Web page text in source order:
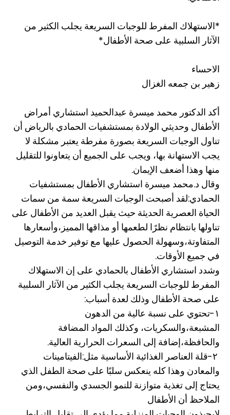
*الاستهلاك المفرط للوجبات السريعة يجلب الكثير من
الآثار السلبية على صحة الأطفال*
الاحساء
زهير بن جمعه الغزال
أكد الدكتور محمد ميسرة عبدالحميد استشاري أمراض
الأطفال وحديثي الولادة بمستشفيات الحمادي بالرياض أن
تناول الوجبات السريعة بصورة مفرطة يعتبر مشكلة لا
يجب الاستهانة بها، ويجب على الجميع أن يتعاونوا للتقليل
منها وهذا أضعف الإيمان.
وقال د.محمد ميسرة استشاري الأطفال بمستشفيات
الحمادي:لقد أصبحت الوجبات السريعة سمة من سمات
الحياة العصرية الحديثة حيث يقبل العديد من الأطفال على
تناولها بانتظام نظرًا لطعمها أو مذاقها المميز،وأسعارها
المتفاوتة،وسهولة الحصول عليها مع توفير خدمة التوصيل
في جميع الأوقات.
وشدد استشاري الأطفال بالحمادي على إن الاستهلاك
المفرط للوجبات السريعة يجلب الكثير من الآثار السلبية
على صحة الأطفال وذلك لعدة أسباب:
١-تحتوي على نسبة عالية من الدهون
المشبعة،والسكريات، وكذلك المواد المضافة
والحافظة،إضافة إلى السعرات الحرارية العالية.
٢-قلة العناصر الغذائية الأساسية مثل:الفيتامينات
والمعادن وهذا كله ينعكس سلبًا على صحة الطفل الذي
يحتاج إلى تغذية متوازنة للنمو الجسدي والنفسي،ومن
الملاحظ أن الأطفال